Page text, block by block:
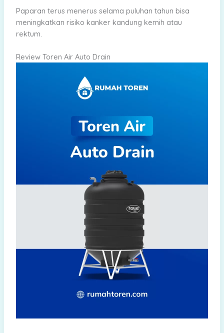
Paparan terus menerus selama puluhan tahun bisa
meningkatkan risiko kanker kandung kemih atau
rektum.
Review Toren Air Auto Drain